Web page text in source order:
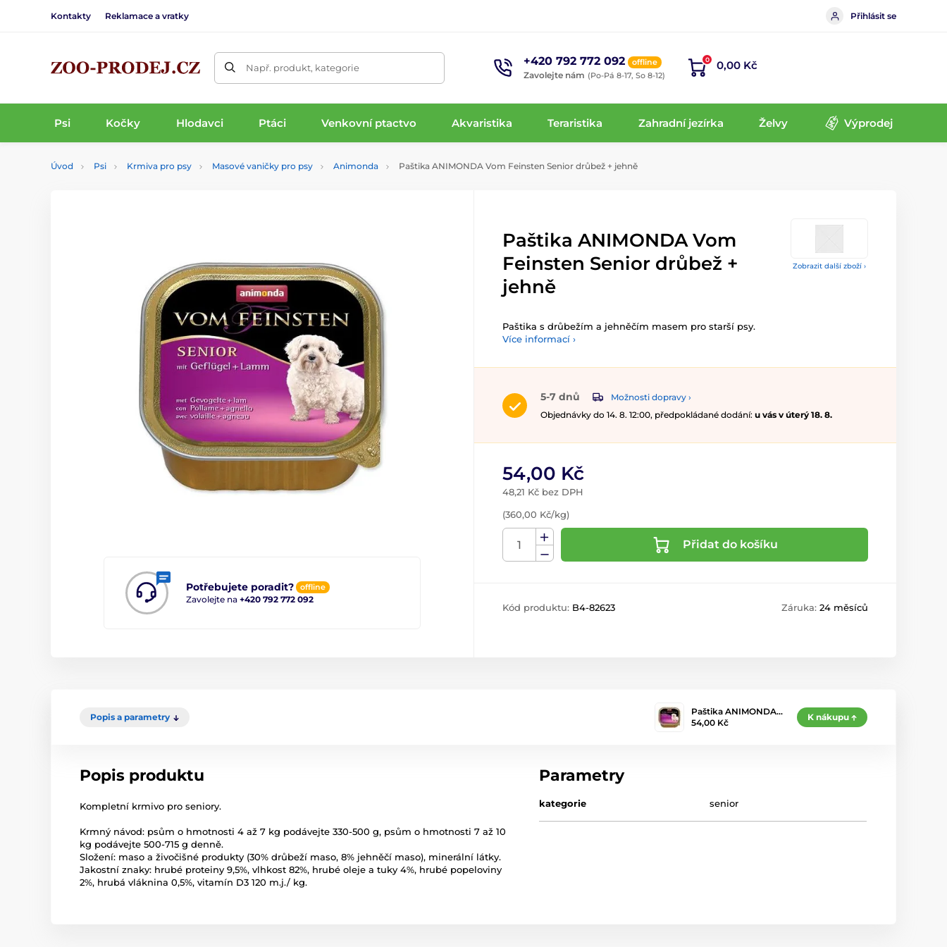
Kontakty Reklamace a vratky Přihlásit se
Např. produkt, kategorie +420 792 772 092 offline
Zavolejte nám (Po-Pá 8-17, So 8-12)
0 0,00 Kč
Psi Kočky Hlodavci Ptáci Venkovní ptactvo Akvaristika Teraristika Zahradní jezírka Želvy Výprodej
Úvod Psi Krmiva pro psy Masové vaničky pro psy Animonda Paštika ANIMONDA Vom Feinsten Senior drůbež + jehně
Zobrazit další zboží ›
Potřebujete poradit? offline
Zavolejte na +420 792 772 092
Paštika ANIMONDA Vom
Feinsten Senior drůbež +
jehně
Paštika s drůbežím a jehněčím masem pro starší psy.
Více informací ›
5-7 dnů
Možnosti dopravy ›
Objednávky do 14. 8. 12:00, předpokládané dodání: u vás v úterý 18. 8.
54,00 Kč
48,21 Kč bez DPH
(360,00 Kč/kg)
Přidat do košíku
Kód produktu: B4-82623 Záruka: 24 měsíců
Popis a parametry
Paštika ANIMONDA…
54,00 Kč
K nákupu
Popis produktu
Kompletní krmivo pro seniory.
Krmný návod: psům o hmotnosti 4 až 7 kg podávejte 330-500 g, psům o hmotnosti 7 až 10
kg podávejte 500-715 g denně.
Složení: maso a živočišné produkty (30% drůbeží maso, 8% jehněčí maso), minerální látky.
Jakostní znaky: hrubé proteiny 9,5%, vlhkost 82%, hrubé oleje a tuky 4%, hrubé popeloviny
2%, hrubá vláknina 0,5%, vitamín D3 120 m.j./ kg.
Parametry
kategorie senior